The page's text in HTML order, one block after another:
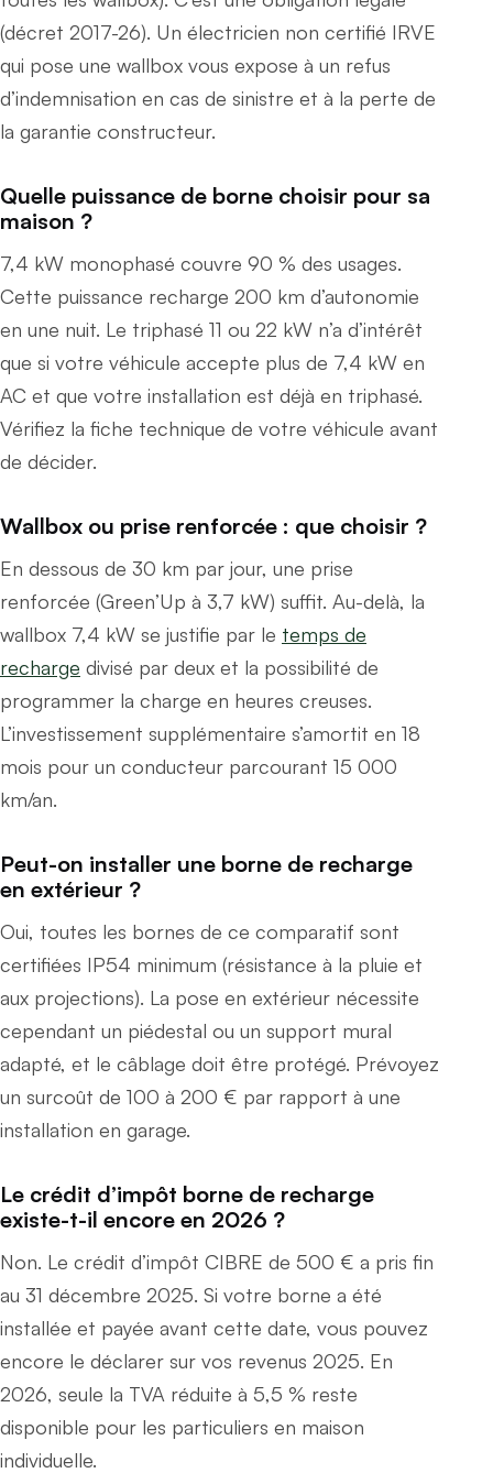
(décret 2017-26). Un électricien non certifié IRVE
qui pose une wallbox vous expose à un refus
d’indemnisation en cas de sinistre et à la perte de
la garantie constructeur.
Quelle puissance de borne choisir pour sa
maison ?
7,4 kW monophasé couvre 90 % des usages.
Cette puissance recharge 200 km d’autonomie
en une nuit. Le triphasé 11 ou 22 kW n’a d’intérêt
que si votre véhicule accepte plus de 7,4 kW en
AC et que votre installation est déjà en triphasé.
Vérifiez la fiche technique de votre véhicule avant
de décider.
Wallbox ou prise renforcée : que choisir ?
En dessous de 30 km par jour, une prise
renforcée (Green’Up à 3,7 kW) suffit. Au-delà, la
wallbox 7,4 kW se justifie par le temps de
recharge divisé par deux et la possibilité de
programmer la charge en heures creuses.
L’investissement supplémentaire s’amortit en 18
mois pour un conducteur parcourant 15 000
km/an.
Peut-on installer une borne de recharge
en extérieur ?
Oui, toutes les bornes de ce comparatif sont
certifiées IP54 minimum (résistance à la pluie et
aux projections). La pose en extérieur nécessite
cependant un piédestal ou un support mural
adapté, et le câblage doit être protégé. Prévoyez
un surcoût de 100 à 200 € par rapport à une
installation en garage.
Le crédit d’impôt borne de recharge
existe-t-il encore en 2026 ?
Non. Le crédit d’impôt CIBRE de 500 € a pris fin
au 31 décembre 2025. Si votre borne a été
installée et payée avant cette date, vous pouvez
encore le déclarer sur vos revenus 2025. En
2026, seule la TVA réduite à 5,5 % reste
disponible pour les particuliers en maison
individuelle.